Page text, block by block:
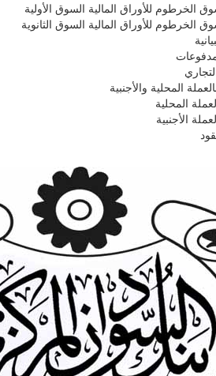
الخرطوم للأوراق المالية السوق الأولية
الخرطوم للأوراق المالية السوق الثانوية
المحلية والأجنبية
المحلية
الأجنبية